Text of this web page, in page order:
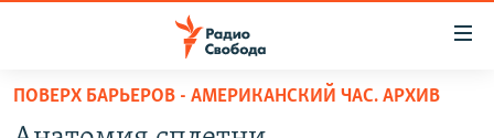
упрощенного
доступа
ПОВЕРХ БАРЬЕРОВ - АМЕРИКАНСКИЙ ЧАС. АРХИВ